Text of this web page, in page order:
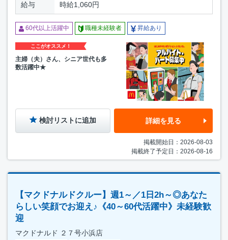
給与 時給1,060円
60代以上活躍中 職種未経験者 昇給あり
ここがオススメ！
主婦（夫）さん、シニア世代も多
数活躍中★
検討リストに追加 詳細を見る
掲載開始日：2026-08-03
掲載終了予定日：2026-08-16
【マクドナルドクルー】週1～／1日2h～◎あなた
らしい笑顔でお迎え♪《40～60代活躍中》未経験歓
迎
マクドナルド ２７号小浜店